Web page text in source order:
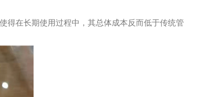
在长期使用过程中，其总体成本反而低于传统管